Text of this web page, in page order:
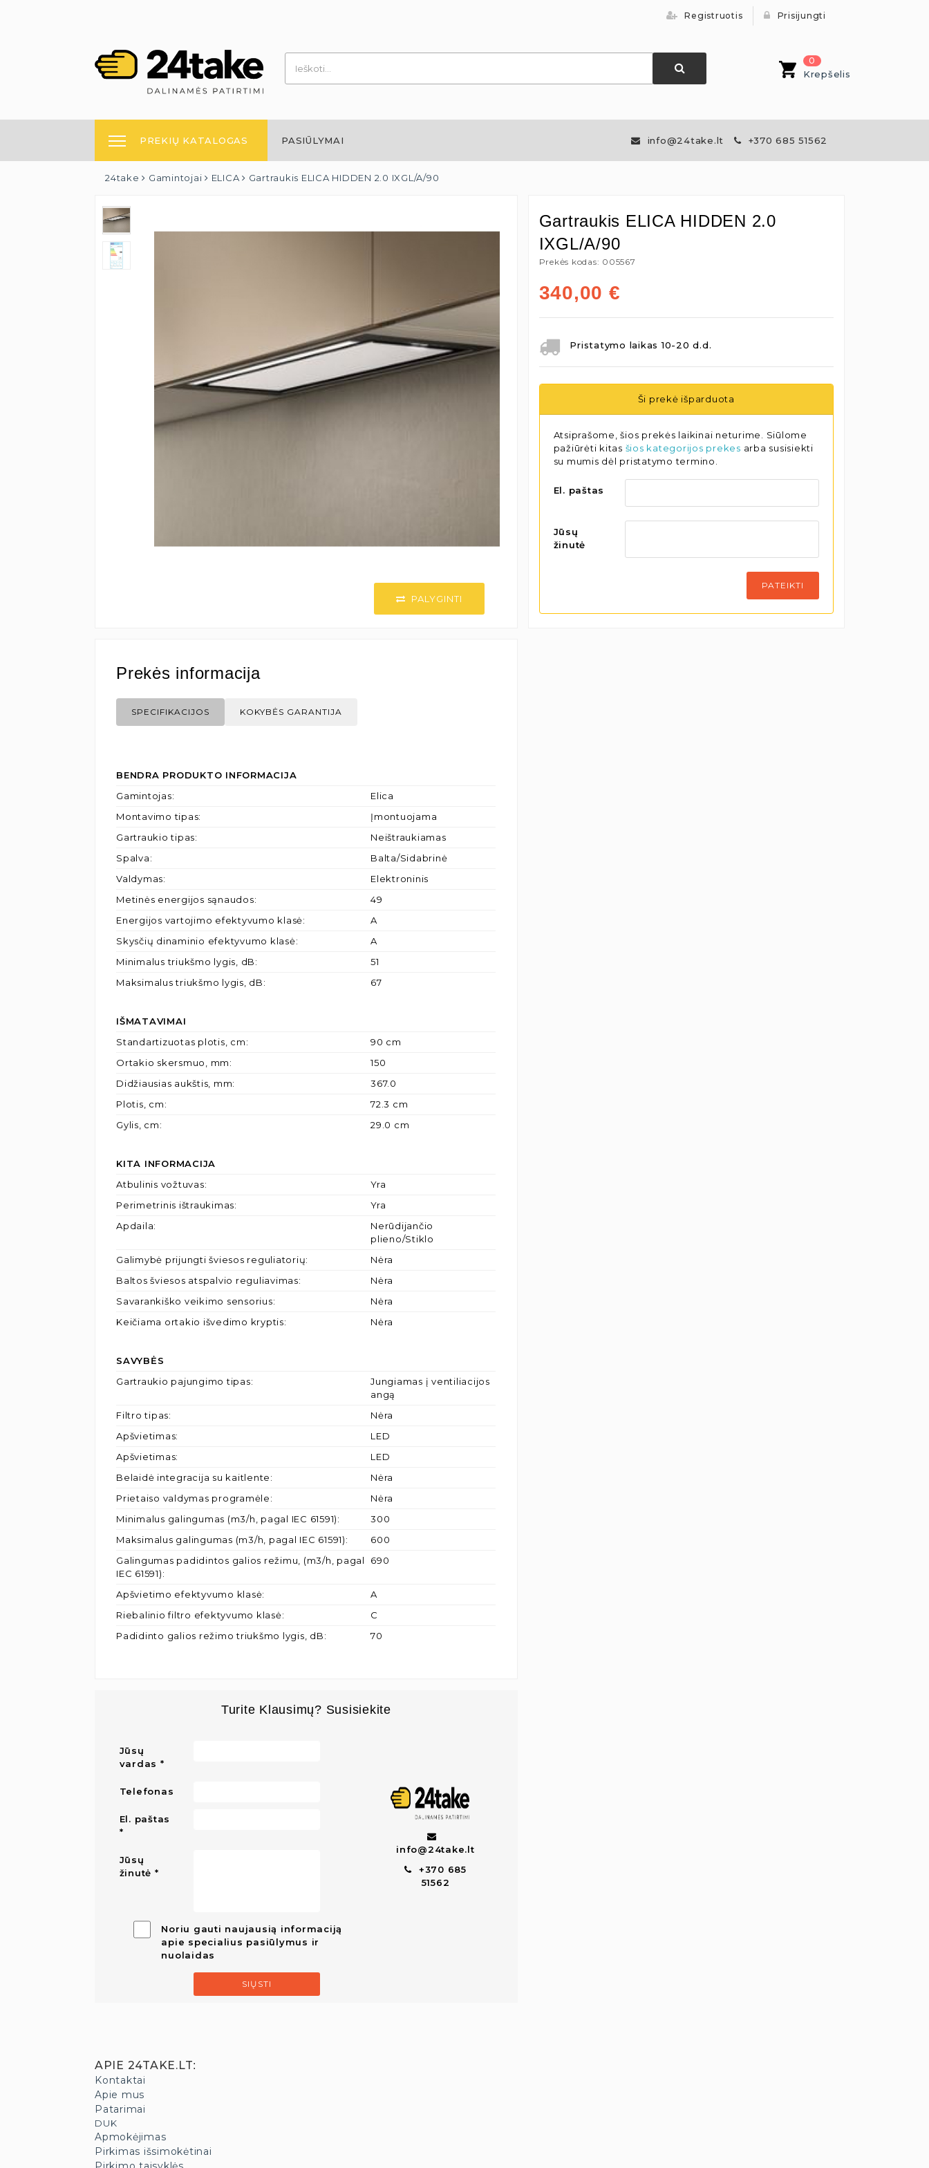
Registruotis Prisijungti
0
Krepšelis
PREKIŲ KATALOGAS PASIŪLYMAI info@24take.lt +370 685 51562
24take Gamintojai ELICA Gartraukis ELICA HIDDEN 2.0 IXGL/A/90
PALYGINTI
Gartraukis ELICA HIDDEN 2.0
IXGL/A/90
Prekės kodas: 005567
340,00 €
Pristatymo laikas 10-20 d.d.
Ši prekė išparduota
Atsiprašome, šios prekės laikinai neturime. Siūlome
pažiūrėti kitas šios kategorijos prekes arba susisiekti
su mumis dėl pristatymo termino.
El. paštas
Jūsų
žinutė
PATEIKTI
Prekės informacija
SPECIFIKACIJOS KOKYBĖS GARANTIJA
BENDRA PRODUKTO INFORMACIJA
Gamintojas:
Elica
Montavimo tipas:
Įmontuojama
Gartraukio tipas:
Neištraukiamas
Spalva:
Balta/Sidabrinė
Valdymas:
Elektroninis
Metinės energijos sąnaudos:
49
Energijos vartojimo efektyvumo klasė:
A
Skysčių dinaminio efektyvumo klasė:
A
Minimalus triukšmo lygis, dB:
51
Maksimalus triukšmo lygis, dB: 67
IŠMATAVIMAI
Standartizuotas plotis, cm:
90 cm
Ortakio skersmuo, mm:
150
Didžiausias aukštis, mm:
367.0
Plotis, cm:
72.3 cm
Gylis, cm: 29.0 cm
KITA INFORMACIJA
Atbulinis vožtuvas:
Yra
Perimetrinis ištraukimas:
Yra
Apdaila:
Nerūdijančio
plieno/Stiklo
Galimybė prijungti šviesos reguliatorių:
Nėra
Baltos šviesos atspalvio reguliavimas:
Nėra
Savarankiško veikimo sensorius:
Nėra
Keičiama ortakio išvedimo kryptis: Nėra
SAVYBĖS
Gartraukio pajungimo tipas:
Jungiamas į ventiliacijos
angą
Filtro tipas:
Nėra
Apšvietimas:
LED
Apšvietimas:
LED
Belaidė integracija su kaitlente:
Nėra
Prietaiso valdymas programėle:
Nėra
Minimalus galingumas (m3/h, pagal IEC 61591):
300
Maksimalus galingumas (m3/h, pagal IEC 61591):
600
Galingumas padidintos galios režimu, (m3/h, pagal
IEC 61591):
690
Apšvietimo efektyvumo klasė:
A
Riebalinio filtro efektyvumo klasė:
C
Padidinto galios režimo triukšmo lygis, dB: 70
Turite Klausimų? Susisiekite
Jūsų
vardas
Telefonas
El. paštas
Jūsų
žinutė
Noriu gauti naujausią informaciją
apie specialius pasiūlymus ir
nuolaidas
SIŲSTI
info@24take.lt
+370 685
51562
APIE 24TAKE.LT:
Kontaktai
Apie mus
Patarimai
DUK
Apmokėjimas
Pirkimas išsimokėtinai